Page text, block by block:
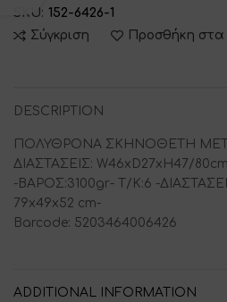
SKU: 152-6426-1
Σύγκριση
Προσθήκη
DESCRIPTION
ΠΟΛΥΘΡΟΝΑ ΣΚΗΝΟΘΕΤΗ
ΔΙΑΣΤΑΣΕΙΣ: W46xD27xH47/
-ΒΑΡΟΣ:3100gr- Τ/Κ:6 -
79x49x52 cm-
Barcode: 5203464006426
ADDITIONAL INFORMATION